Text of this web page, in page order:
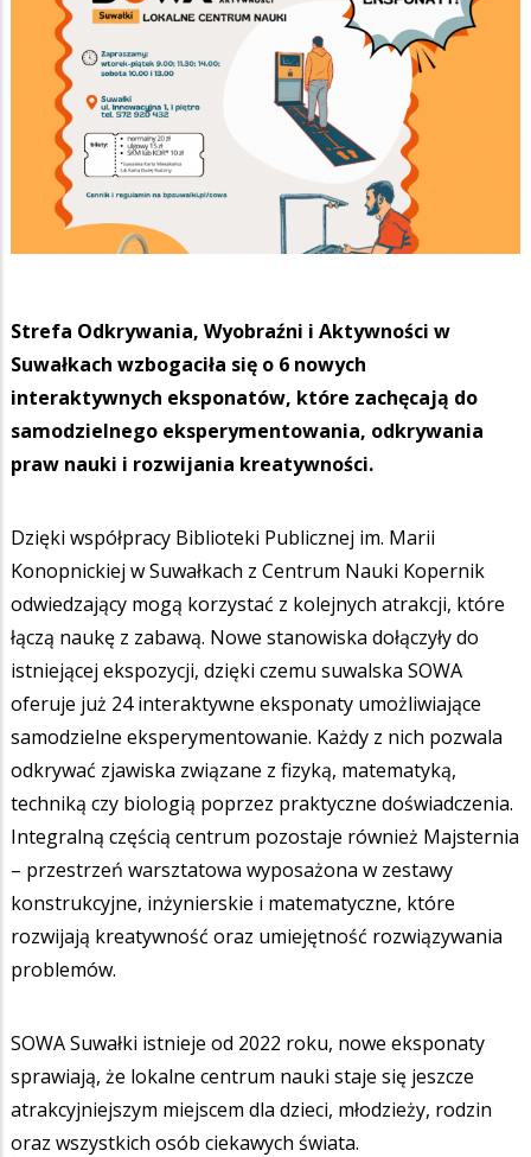
Strefa Odkrywania, Wyobraźni i Aktywności w
Suwałkach wzbogaciła się o 6 nowych
interaktywnych eksponatów, które zachęcają do
samodzielnego eksperymentowania, odkrywania
praw nauki i rozwijania kreatywności.
Dzięki współpracy Biblioteki Publicznej im. Marii
Konopnickiej w Suwałkach z Centrum Nauki Kopernik
odwiedzający mogą korzystać z kolejnych atrakcji, które
łączą naukę z zabawą. Nowe stanowiska dołączyły do
istniejącej ekspozycji, dzięki czemu suwalska SOWA
oferuje już 24 interaktywne eksponaty umożliwiające
samodzielne eksperymentowanie. Każdy z nich pozwala
odkrywać zjawiska związane z fizyką, matematyką,
techniką czy biologią poprzez praktyczne doświadczenia.
Integralną częścią centrum pozostaje również Majsternia
– przestrzeń warsztatowa wyposażona w zestawy
konstrukcyjne, inżynierskie i matematyczne, które
rozwijają kreatywność oraz umiejętność rozwiązywania
problemów.
SOWA Suwałki istnieje od 2022 roku, nowe eksponaty
sprawiają, że lokalne centrum nauki staje się jeszcze
atrakcyjniejszym miejscem dla dzieci, młodzieży, rodzin
oraz wszystkich osób ciekawych świata.